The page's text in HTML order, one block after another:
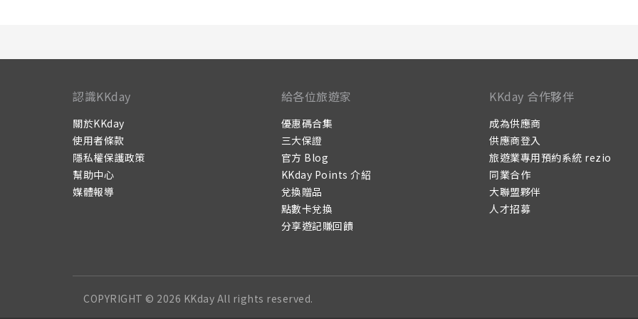
認識KKday
關於KKday
使用者條款
隱私權保護政策
幫助中心
媒體報導
給各位旅遊家
優惠碼合集
三大保證
官方 Blog
KKday Points 介紹
兌換贈品
點數卡兌換
分享遊記賺回饋
KKday 合作夥伴
成為供應商
供應商登入
旅遊業專用預約系統 rezio
同業合作
大聯盟夥伴
人才招募
COPYRIGHT © 2026 KKday All rights reserved.